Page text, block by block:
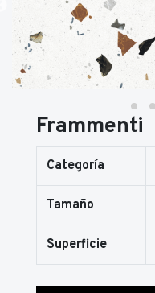
Frammenti
Categoría
Tamaño
Superficie